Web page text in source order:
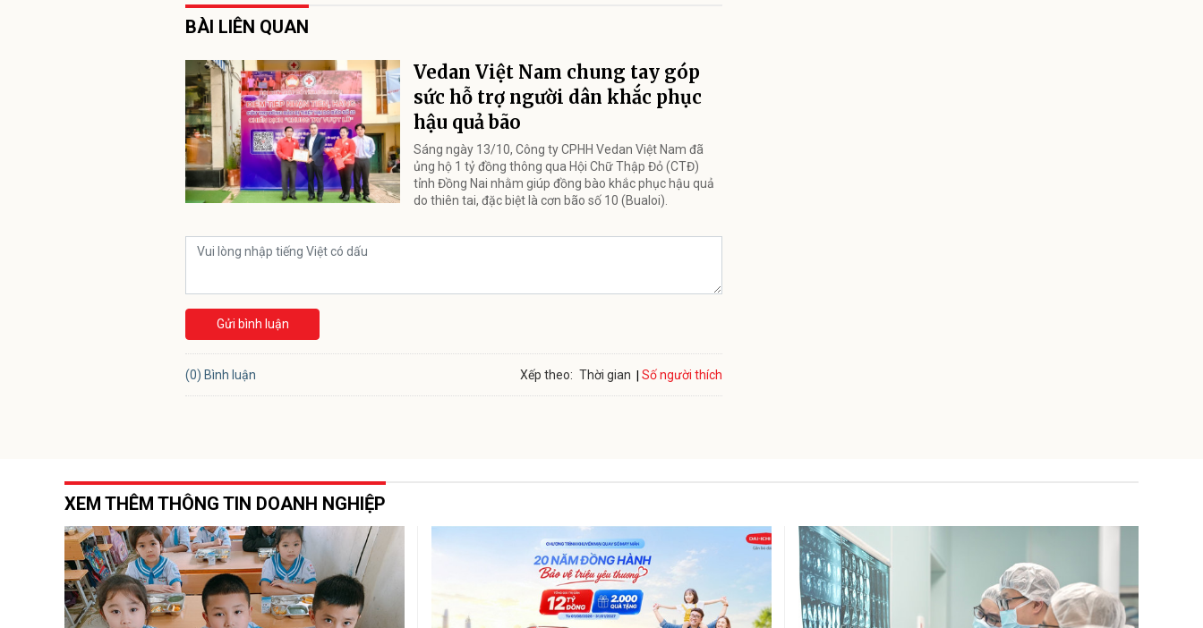
BÀI LIÊN QUAN
Vedan Việt Nam chung tay góp
sức hỗ trợ người dân khắc phục
hậu quả bão
Sáng ngày 13/10, Công ty CPHH Vedan Việt Nam đã
ủng hộ 1 tỷ đồng thông qua Hội Chữ Thập Đỏ (CTĐ)
tỉnh Đồng Nai nhằm giúp đồng bào khắc phục hậu quả
do thiên tai, đặc biệt là cơn bão số 10 (Bualoi).
Gửi bình luận
(0) Bình luận Xếp theo: Thời gian Số người thích
XEM THÊM THÔNG TIN DOANH NGHIỆP